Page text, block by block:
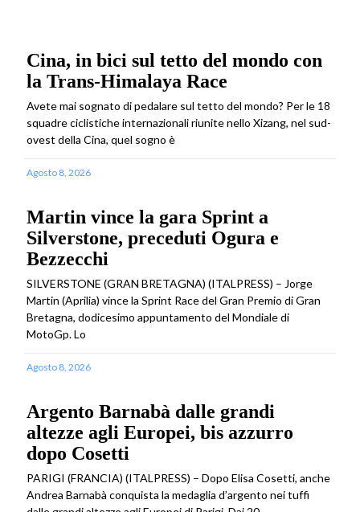
Cina, in bici sul tetto del mondo con
la Trans-Himalaya Race
Avete mai sognato di pedalare sul tetto del mondo? Per le 18
squadre ciclistiche internazionali riunite nello Xizang, nel sud-
ovest della Cina, quel sogno è
Agosto 8, 2026
Martin vince la gara Sprint a
Silverstone, preceduti Ogura e
Bezzecchi
SILVERSTONE (GRAN BRETAGNA) (ITALPRESS) – Jorge
Martin (Aprilia) vince la Sprint Race del Gran Premio di Gran
Bretagna, dodicesimo appuntamento del Mondiale di
MotoGp. Lo
Agosto 8, 2026
Argento Barnabà dalle grandi
altezze agli Europei, bis azzurro
dopo Cosetti
PARIGI (FRANCIA) (ITALPRESS) – Dopo Elisa Cosetti, anche
Andrea Barnabà conquista la medaglia d’argento nei tuffi